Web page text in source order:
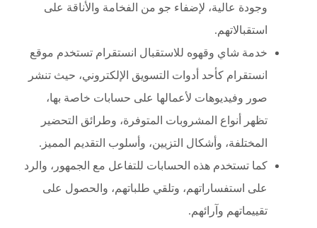
وجودة عالية، لإضفاء جو من الفخامة والأناقة على
استقبالاتهم.
خدمة شاي وقهوه للاستقبال انستقرام تستخدم موقع
انستقرام كأحد أدوات التسويق الإلكتروني، حيث تنشر
صور وفيديوهات لأعمالها على حسابات خاصة بها،
تظهر أنواع المشروبات المتوفرة، وطرائق التحضير
المختلفة، وأشكال التزيين، وأسلوب التقديم المميز.
كما تستخدم هذه الحسابات للتفاعل مع الجمهور، والرد
على استفساراتهم، وتلقي طلباتهم، والحصول على
تقييماتهم وآرائهم.